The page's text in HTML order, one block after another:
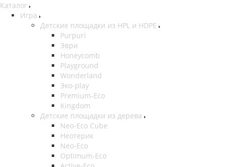
Каталог
Игра
Детские площадки из HPL и HDPE
Purpuri
Эври
Honeycomb
Playground
Wonderland
Эко-play
Premium-Eco
Kingdom
Детские площадки из дерева
Neo-Eco Cube
Неотерик
Neo-Eco
Оptimum-Еco